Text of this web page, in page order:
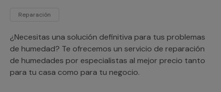
Reparación
¿Necesitas una solución definitiva para tus problemas
de humedad? Te ofrecemos un servicio de reparación
de humedades por especialistas al mejor precio tanto
para tu casa como para tu negocio.